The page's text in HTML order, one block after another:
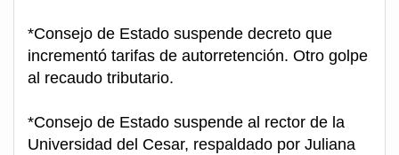
*Consejo de Estado suspende decreto que
incrementó tarifas de autorretención. Otro golpe
al recaudo tributario.
*Consejo de Estado suspende al rector de la
Universidad del Cesar, respaldado por Juliana